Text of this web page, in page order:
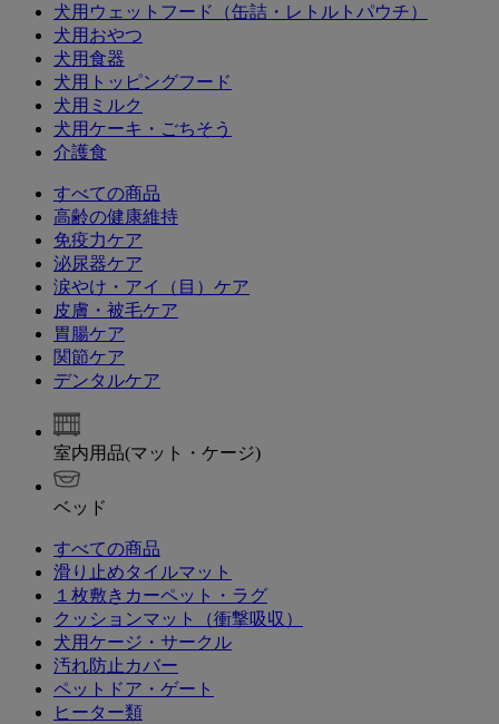
犬用ウェットフード（缶詰・レトルトパウチ）
犬用おやつ
犬用食器
犬用トッピングフード
犬用ミルク
犬用ケーキ・ごちそう
介護食
すべての商品
高齢の健康維持
免疫力ケア
泌尿器ケア
涙やけ・アイ（目）ケア
皮膚・被毛ケア
胃腸ケア
関節ケア
デンタルケア
室内用品(マット・ケージ)
ベッド
すべての商品
滑り止めタイルマット
１枚敷きカーペット・ラグ
クッションマット（衝撃吸収）
犬用ケージ・サークル
汚れ防止カバー
ペットドア・ゲート
ヒーター類